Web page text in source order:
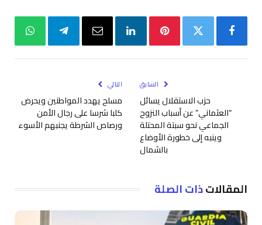
السابق
حزب الاستقلال يسائل
“العثماني” عن أسباب النزوح
الجماعي نحو سبتة المحتلة
وينبه إلى خطورة الأوضاع
بالشمال
التالي
مسلح يهدد المواطنين ويحرض
كلبا شرسا على رجال الأمن
ورصاص الشرطة يجنبهم الأسوء
المقالاتذات الصلة